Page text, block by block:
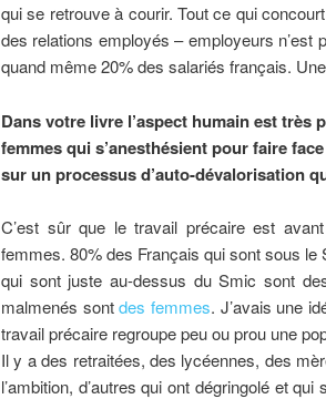
qui se retrouve à courir. Tout ce qui
des relations employés – employeurs
quand même 20% des salariés français.
Dans votre livre l’aspect humain est très
femmes qui s’anesthésient pour faire
sur un processus d’auto-dévalorisation
C’est sûr que le travail précaire est
femmes. 80% des Français qui sont sous
qui sont juste au-dessus du Smic sont
malmenés sontdes femmes. J’avais une
travail précaire regroupe peu ou prou une
Il y a des retraitées, des lycéennes, des
l’ambition, d’autres qui ont dégringolé et